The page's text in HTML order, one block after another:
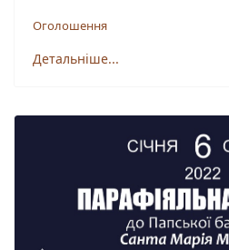
Оголошення
Детальніше...